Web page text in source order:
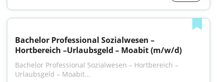
Bachelor Professional Sozialwesen –
Hortbereich –Urlaubsgeld – Moabit (m/w/d)
Bachelor Professional Sozialwesen – Hortbereich –
Urlaubsgeld – Moabit...